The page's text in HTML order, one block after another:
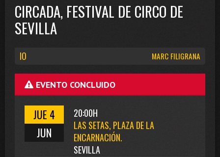
CIRCADA, FESTIVAL DE CIRCO DE
SEVILLA
MARC FILIGRANA
IO
EVENTO CONCLUIDO
JUE 4
JUN
20:00H
LAS SETAS, PLAZA DE LA
ENCARNACIÓN.
SEVILLA